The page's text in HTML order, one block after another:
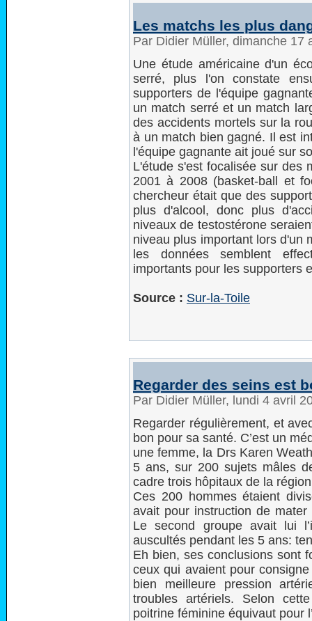
Les matchs les plus
Par Didier Müller, dimanche 17
Une étude américaine d'un
serré, plus l'on constate
supporters de l'équipe
un match serré et un match
des accidents mortels sur la
à un match bien gagné. Il est
l'équipe gagnante ait joué sur
L'étude s'est focalisée sur des
2001 à 2008 (basket-ball et
chercheur était que des
plus d'alcool, donc plus
niveaux de testostérone
niveau plus important lors d'un
les données semblent
importants pour les supporters
Source : Sur-la-Toile
Regarder des seins est
Par Didier Müller, lundi 4 avril
Regarder régulièrement, et
bon pour sa santé. C’est un
une femme, la Drs Karen
5 ans, sur 200 sujets mâles
cadre trois hôpitaux de la
Ces 200 hommes étaient
avait pour instruction de
Le second groupe avait lui
auscultés pendant les 5 ans:
Eh bien, ses conclusions sont
ceux qui avaient pour
bien meilleure pression
troubles artériels. Selon
poitrine féminine équivaut pour